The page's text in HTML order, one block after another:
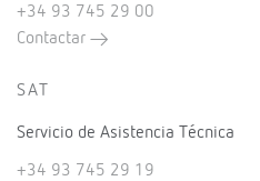
+34 93 745 29 00
Contactar
SAT
Servicio de Asistencia Técnica
+34 93 745 29 19